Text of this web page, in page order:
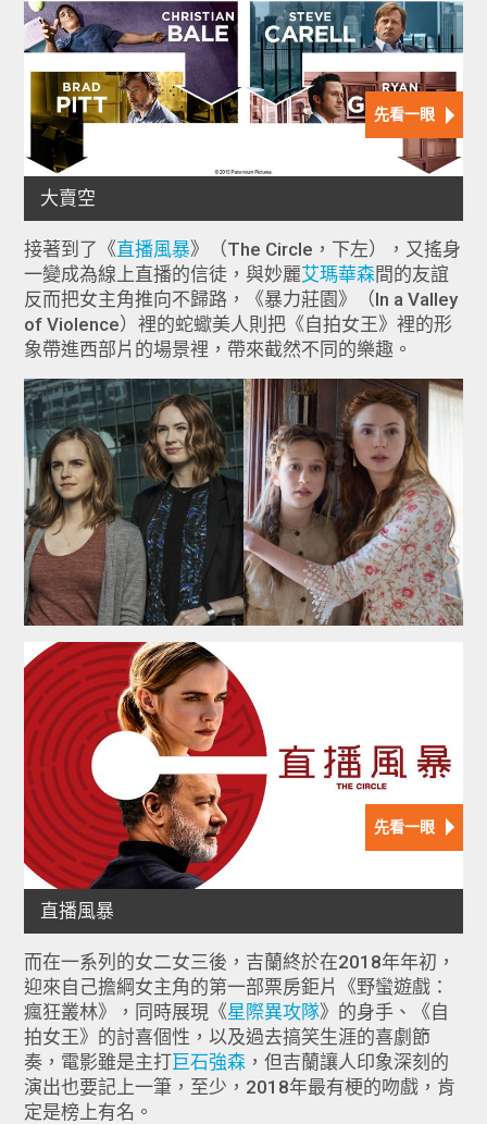
接著到了《直播風暴》（The Circle，下左），又搖身
一變成為線上直播的信徒，與妙麗艾瑪華森間的友誼
反而把女主角推向不歸路，《暴力莊園》（In a Valley
of Violence）裡的蛇蠍美人則把《自拍女王》裡的形
象帶進西部片的場景裡，帶來截然不同的樂趣。
而在一系列的女二女三後，吉蘭終於在2018年年初，
迎來自己擔綱女主角的第一部票房鉅片《野蠻遊戲：
瘋狂叢林》，同時展現《星際異攻隊》的身手、《自
拍女王》的討喜個性，以及過去搞笑生涯的喜劇節
奏，電影雖是主打巨石強森 ，但吉蘭讓人印象深刻的
演出也要記上一筆，至少，2018年最有梗的吻戲，肯
定是榜上有名。